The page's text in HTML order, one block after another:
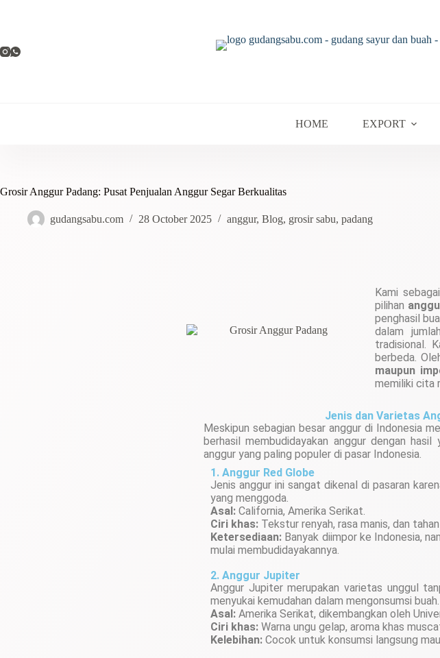
HOME EXPORT
Grosir Anggur Padang: Pusat Penjualan Anggur Segar Berkualitas
gudangsabu.com 28 October 2025 anggur, Blog, grosir sabu, padang
Kami
pilihan
penghasil
dalam
tradisional.
berbeda.
maupun
memiliki cita
Jenis dan Varietas
Meskipun sebagian besar anggur di Indonesia
berhasil membudidayakan anggur dengan
anggur yang paling populer di pasar Indonesia.
1. Anggur Red Globe
Jenis anggur ini sangat dikenal di pasaran
yang menggoda.
Asal: California, Amerika Serikat.
Ciri khas: Tekstur renyah, rasa manis, dan
Ketersediaan: Banyak diimpor ke Indonesia,
mulai membudidayakannya.
2. Anggur Jupiter
Anggur Jupiter merupakan varietas unggul
menyukai kemudahan dalam mengonsumsi buah.
Asal: Amerika Serikat, dikembangkan oleh
Ciri khas: Warna ungu gelap, aroma khas
Kelebihan: Cocok untuk konsumsi langsung